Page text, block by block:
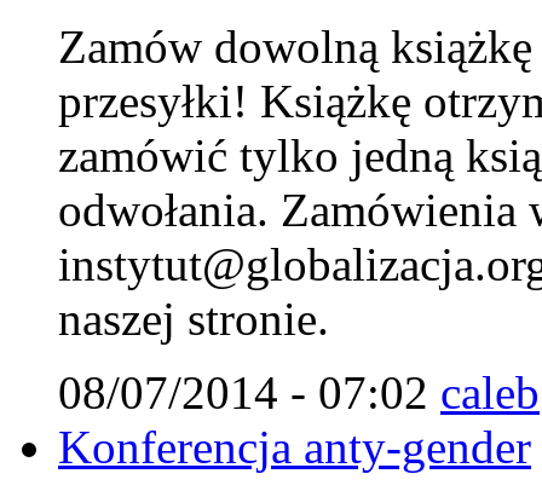
Zamów dowolną
przesyłki! Książkę
zamówić tylko jedną
odwołania. Zamówienia
naszej stronie.
08/07/2014 - 07:02 caleb
Konferencja anty-gender